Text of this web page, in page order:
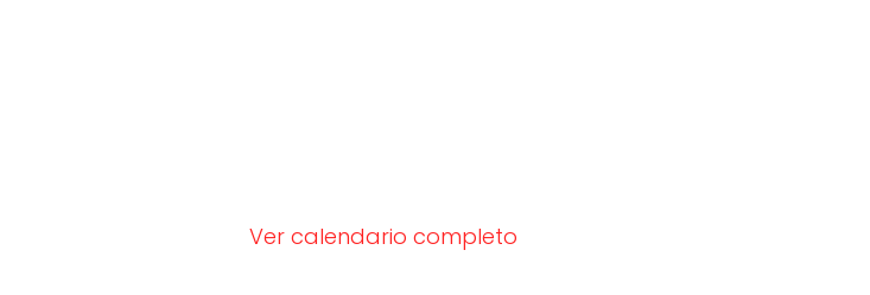
Ver calendario completo